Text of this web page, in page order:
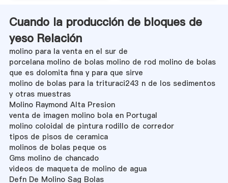
Cuando la producción de bloques de
yeso Relación
molino para la venta en el sur de
porcelana molino de bolas molino de rod molino de bolas
que es dolomita fina y para que sirve
molino de bolas para la trituraci243 n de los sedimentos
y otras muestras
Molino Raymond Alta Presion
venta de imagen molino bola en Portugal
molino coloidal de pintura rodillo de corredor
tipos de pisos de ceramica
molinos de bolas peque os
Gms molino de chancado
videos de maqueta de molino de agua
Defn De Molino Sag Bolas